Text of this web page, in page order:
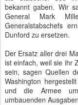
bekannt gaben. Wir
General Mark
Generalstabschefs
Dunford zu ersetzen.
Der Ersatz aller drei
ist einfach, weil sie ihr
sein, sagen Quellen
Washington
und die Armee
umbauenden